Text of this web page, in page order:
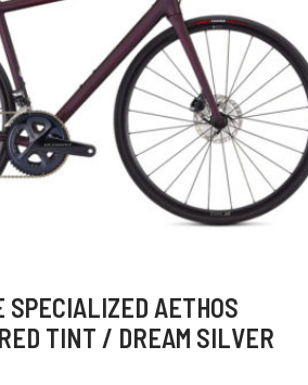
SPECIALIZED AETHOS
TINT / DREAM SILVER